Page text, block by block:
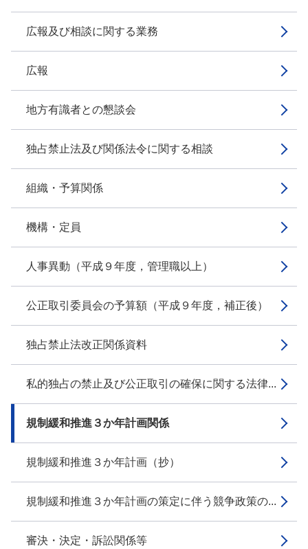
広報及び相談に関する業務
広報
地方有識者との懇談会
独占禁止法及び関係法令に関する相談
組織・予算関係
機構・定員
人事異動（平成９年度，管理職以上）
公正取引委員会の予算額（平成９年度，補正後）
独占禁止法改正関係資料
私的独占の禁止及び公正取引の確保に関する法律...
規制緩和推進３か年計画関係
規制緩和推進３か年計画（抄）
規制緩和推進３か年計画の策定に伴う競争政策の...
審決・決定・訴訟関係等